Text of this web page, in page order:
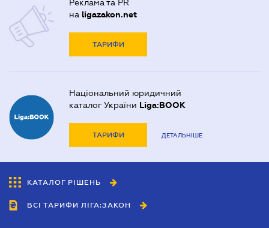
Реклама та PR
на ligazakon.net
ТАРИФИ
Національний юридичний
каталог України Liga:BOOK
ТАРИФИ ДЕТАЛЬНІШЕ
КАТАЛОГ РІШЕНЬ
ВСІ ТАРИФИ ЛІГА:ЗАКОН